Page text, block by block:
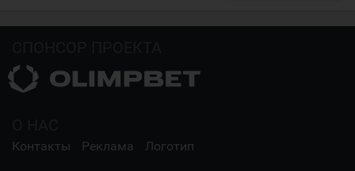
Контакты Реклама Логотип